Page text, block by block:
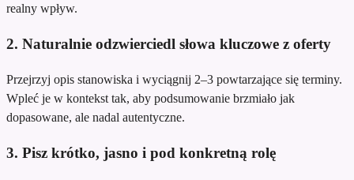
realny wpływ.
2. Naturalnie odzwierciedl słowa kluczowe z oferty
Przejrzyj opis stanowiska i wyciągnij 2–3 powtarzające się terminy.
Wpleć je w kontekst tak, aby podsumowanie brzmiało jak
dopasowane, ale nadal autentyczne.
3. Pisz krótko, jasno i pod konkretną rolę